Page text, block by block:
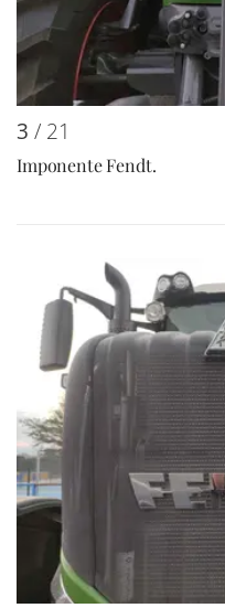
3 / 21
Imponente Fendt.